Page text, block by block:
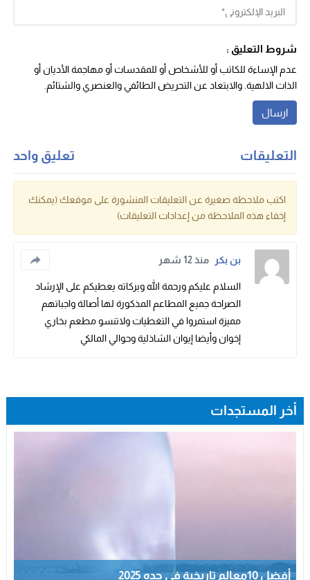
شروط التعليق :
عدم الإساءة للكاتب أو للأشخاص أو للمقدسات أو مهاجمة الأديان أو
الذات الالهية. والابتعاد عن التحريض الطائفي والعنصري والشتائم.
التعليقات تعليق واحد
اكتب ملاحظة صغيرة عن التعليقات المنشورة على موقعك (يمكنك
إخفاء هذه الملاحظة من إعدادات التعليقات)
بن بكر منذ 12 شهر
السلام عليكم ورحمة الله وبركاته يعطيكم على الإرشاد
الصراحة جميع المطاعم المذكورة لها أصالة واجباتهم
مميزة استمروا في التغطيات ولاتنسو مطعم بخاري
إخوان وأيضا إيوان الشاذلية وحوالي المالكي
أخر المستجدات
أفضل 10معالم تاريخية في جده 2025